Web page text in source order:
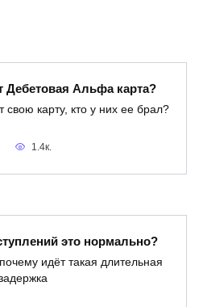
Дебетовая Альфа карта?
карту, кто у них ее брал?
1.4к.
это нормально?
идёт такая длительная